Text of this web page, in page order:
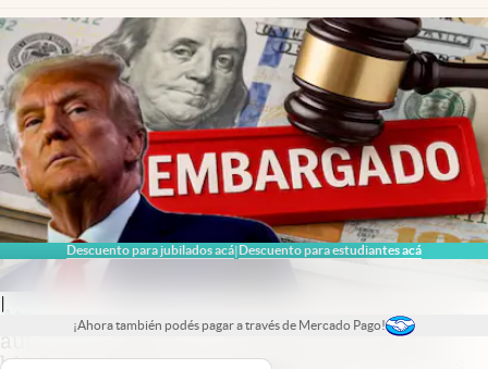
Descuento para jubilados acá|Descuento para estudiantes acá
|
¡Ahora también podés pagar a través de Mercado Pago!
Atención.Oficial | Las autoridades embargan
automáticamente las cuentas bancarias y